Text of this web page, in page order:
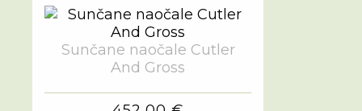
Sunčane naočale Cutler
And Gross